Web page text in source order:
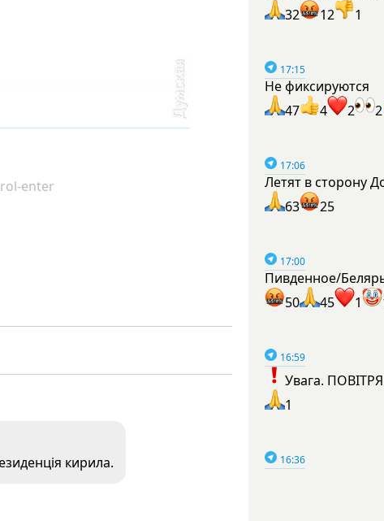
enter
кирила.
32
12 1
17:15
Не фиксируются
47
4 2 2
17:06
Летят в сторону
63
25
17:00
Пивденное/
50
45 1
16:59
Увага.
1
16:36